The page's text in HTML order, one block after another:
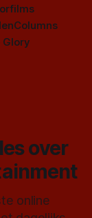
Columns
Glory
over
online